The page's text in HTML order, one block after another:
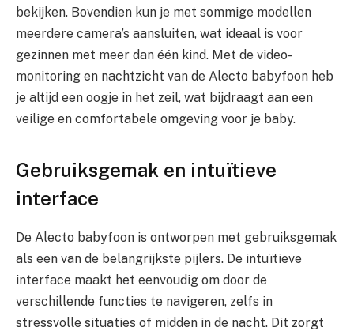
bekijken. Bovendien kun je met sommige modellen
meerdere camera’s aansluiten, wat ideaal is voor
gezinnen met meer dan één kind. Met de video-
monitoring en nachtzicht van de Alecto babyfoon heb
je altijd een oogje in het zeil, wat bijdraagt aan een
veilige en comfortabele omgeving voor je baby.
Gebruiksgemak en intuïtieve
interface
De Alecto babyfoon is ontworpen met gebruiksgemak
als een van de belangrijkste pijlers. De intuïtieve
interface maakt het eenvoudig om door de
verschillende functies te navigeren, zelfs in
stressvolle situaties of midden in de nacht. Dit zorgt